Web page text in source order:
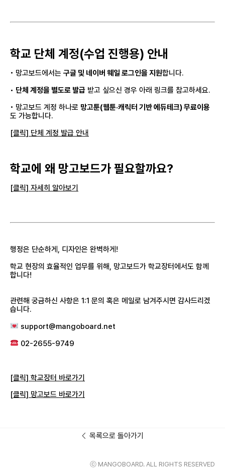
학교 단체 계정(수업 진행용) 안내
• 망고보드에서는 구글 및 네이버 웨일 로그인을 지원합니다.
• 단체 계정을 별도로 발급 받고 싶으신 경우 아래 링크를 참고하세요.
• 망고보드 계정 하나로 망고툰(웹툰·캐릭터 기반 에듀테크) 무료이용
도 가능합니다.
[클릭] 단체 계정 발급 안내
학교에 왜 망고보드가 필요할까요?
[클릭] 자세히 알아보기
행정은 단순하게, 디자인은 완벽하게!
학교 현장의 효율적인 업무를 위해, 망고보드가 학교장터에서도 함께
합니다!
관련해 궁금하신 사항은 1:1 문의 혹은 메일로 남겨주시면 감사드리겠
습니다.
support@mangoboard.net
02-2655-9749
[클릭] 학교장터 바로가기
[클릭] 망고보드 바로가기
목록으로 돌아가기
ⓒ MANGOBOARD. ALL RIGHTS RESERVED